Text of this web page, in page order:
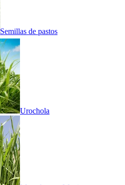
Semillas de pastos
Urochola